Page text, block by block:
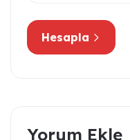
Hesapla
Yorum Ekle